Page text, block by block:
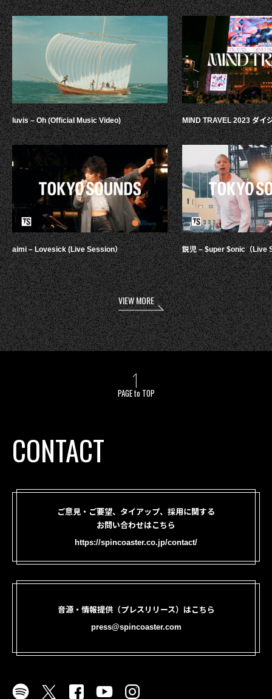
luvis – Oh (Official Music Video)
aimi – Lovesick (Live Session）
MIND TRAVEL 2023 ダイ
鋭児 – $uper $onic（Live
VIEW MORE
PAGE to TOP
CONTACT
ご意見・ご要望、タイアップ、採用に関する
お問い合わせはこちら
https://spincoaster.co.jp/contact/
音源・情報提供（プレスリリース）はこちら
press@spincoaster.com